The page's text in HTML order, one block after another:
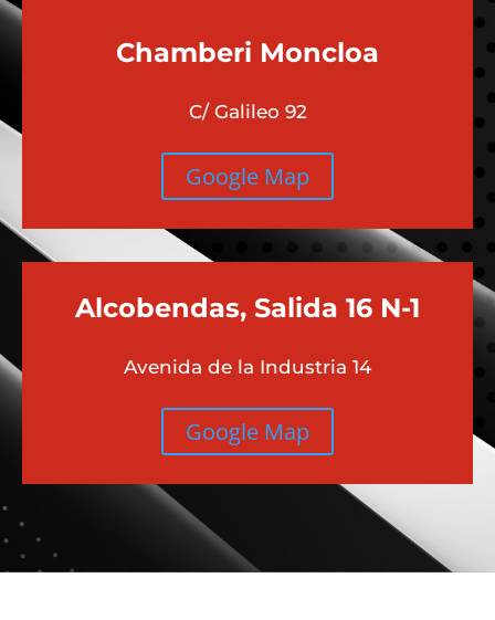
Chamberi Moncloa
C/ Galileo 92
Google Map
Alcobendas, Salida 16 N-1
Avenida de la Industria 14
Google Map